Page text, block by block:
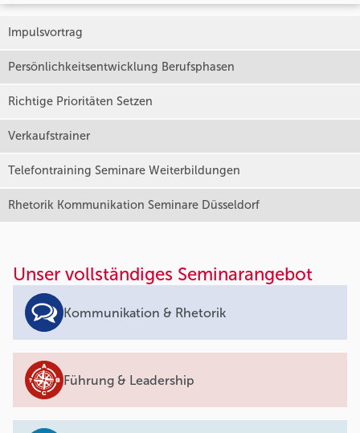
Impulsvortrag
Persönlichkeitsentwicklung Berufsphasen
Richtige Prioritäten Setzen
Verkaufstrainer
Telefontraining Seminare Weiterbildungen
Rhetorik Kommunikation Seminare Düsseldorf
Unser vollständiges Seminarangebot
Kommunikation & Rhetorik
Führung & Leadership